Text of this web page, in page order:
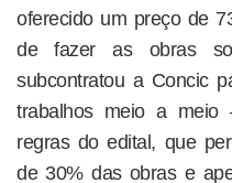
oferecido um preço de
de fazer as obras
subcontratou a Concic
trabalhos meio a
regras do edital, que
de 30% das obras e